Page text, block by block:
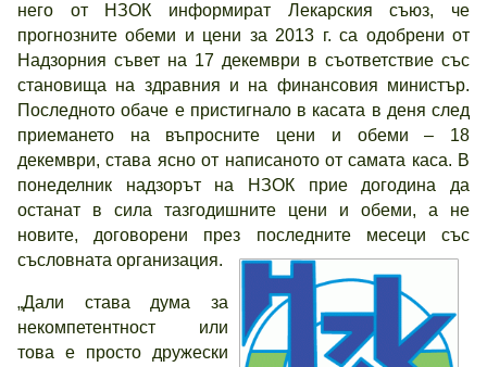
него от НЗОК информират Лекарския съюз, че
прогнозните обеми и цени за 2013 г. са одобрени от
Надзорния съвет на 17 декември в съответствие със
становища на здравния и на финансовия министър.
Последното обаче е пристигнало в касата в деня след
приемането на въпросните цени и обеми – 18
декември, става ясно от написаното от самата каса. В
понеделник надзорът на НЗОК прие догодина да
останат в сила тазгодишните цени и обеми, а не
новите, договорени през последните месеци със
съсловната организация.
„Дали става дума за
некомпетентност или
това е просто дружески